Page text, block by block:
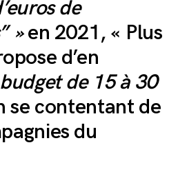
euros de
»en 2021, « Plus
d’en
de 15 à 30
se contentant de
du